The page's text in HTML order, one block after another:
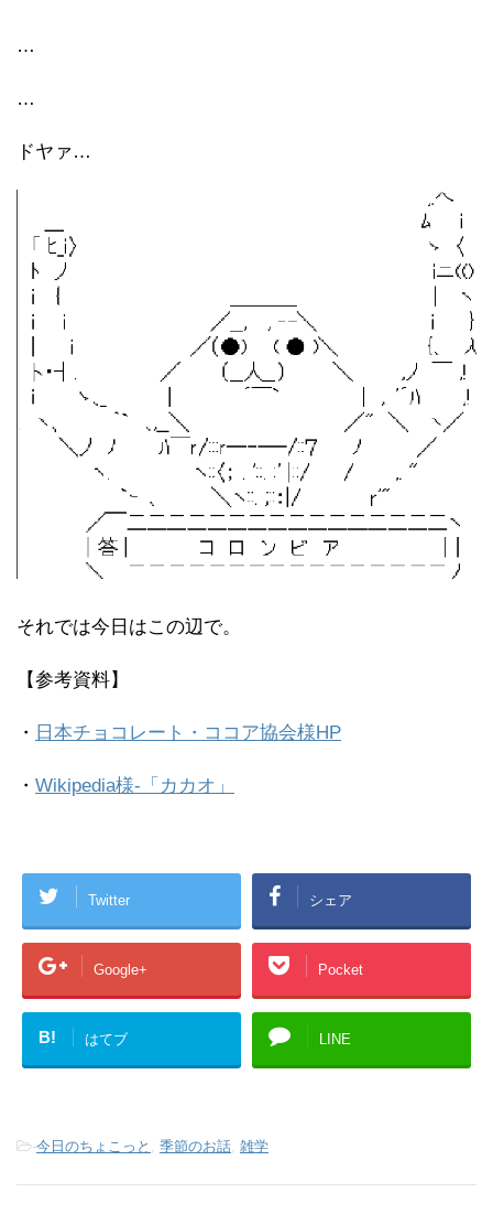
…
…
ドヤァ…
それでは今日はこの辺で。
【参考資料】
・ 日本チョコレート・ココア協会様HP
・ Wikipedia様-「カカオ」
Twitter シェア
Google+ Pocket
B! はてブ LINE
-今日のちょこっと , 季節のお話, 雑学